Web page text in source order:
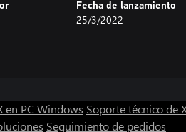
Fecha de lanzamiento
25/3/2022
en PC Windows Soporte técnico de
Seguimiento de pedidos